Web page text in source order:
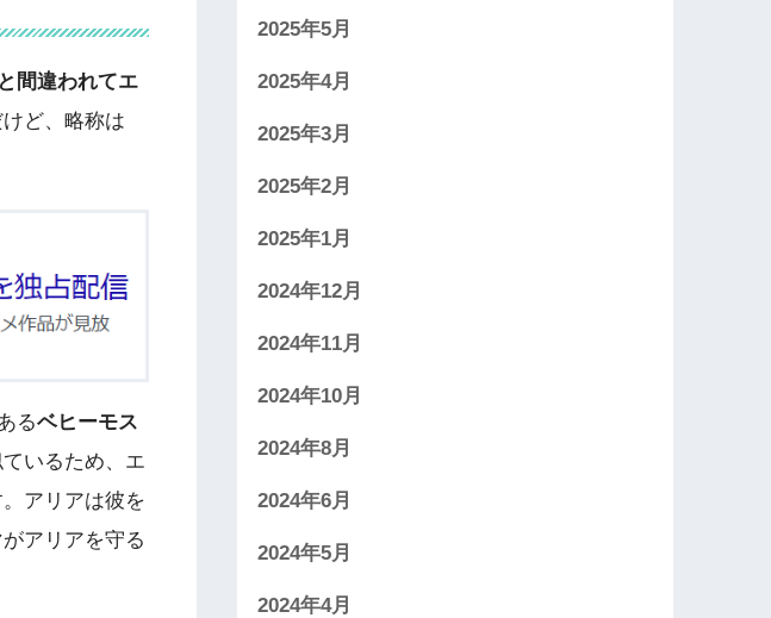
間違われてエ
ど、略称は
るベヒーモス
いるため、エ
アリアは彼を
アリアを守る
2025年5月
2025年4月
2025年3月
2025年2月
2025年1月
2024年12月
2024年11月
2024年10月
2024年8月
2024年6月
2024年5月
2024年4月